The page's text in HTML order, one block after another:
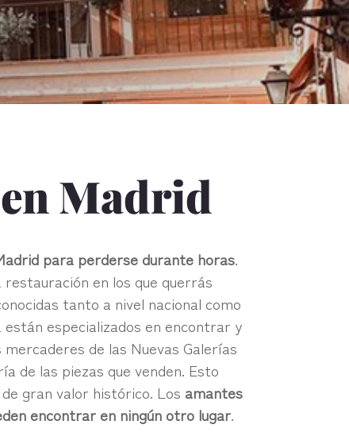
Madrid
para perderse durante horas.
en los que querrás
tanto a nivel nacional como
especializados en encontrar y
de las Nuevas Galerías
de las piezas que venden. Esto
gran valor histórico. Los amantes
encontrar en ningún otro lugar.